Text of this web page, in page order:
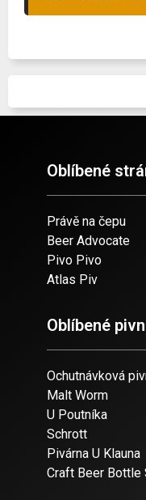
Oblíbené
Právě na čepu
Beer Advocate
Pivo Pivo
Atlas Piv
Oblíbené
Ochutnávková
Malt Worm
U Poutníka
Schrott
Pivárna U Klauna
Craft Beer Bottle